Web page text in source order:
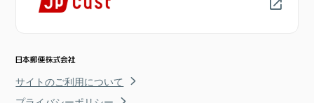
サイトのご利用について